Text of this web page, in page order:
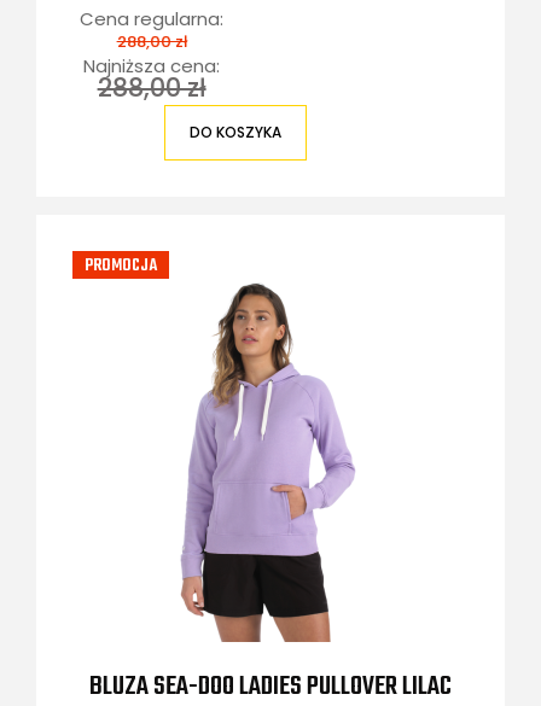
Cena regularna:
288,00 zł
Najniższa cena:
288,00 zł
DO KOSZYKA
BLUZA SEA-DOO LADIES PULLOVER LILAC
PROMOCJA